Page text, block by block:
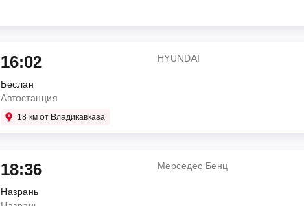
16:02
Беслан
Автостанция
18 км от Владикавказа
HYUNDAI
18:36
Назрань
Мерседес Бенц